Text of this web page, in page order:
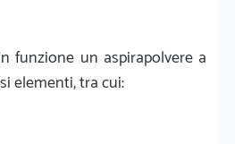
funzione un aspirapolvere a
elementi, tra cui: